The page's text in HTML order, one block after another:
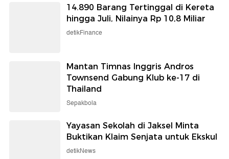
14.890 Barang Tertinggal di Kereta
hingga Juli, Nilainya Rp 10,8 Miliar
detikFinance
Mantan Timnas Inggris Andros
Townsend Gabung Klub ke-17 di
Thailand
Sepakbola
Yayasan Sekolah di Jaksel Minta
Buktikan Klaim Senjata untuk Ekskul
detikNews